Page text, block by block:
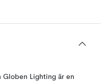
Lighting är en